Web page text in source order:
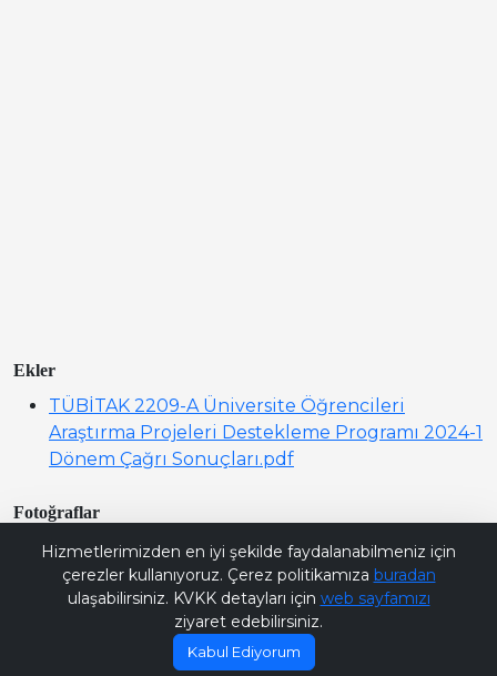
Ekler
TÜBİTAK 2209-A Üniversite Öğrencileri
Araştırma Projeleri Destekleme Programı 2024-1
Dönem Çağrı Sonuçları.pdf
Fotoğraflar
Hizmetlerimizden en iyi şekilde faydalanabilmeniz için
çerezler kullanıyoruz. Çerez politikamıza buradan
ulaşabilirsiniz. KVKK detayları için web sayfamızı
ziyaret edebilirsiniz.
Kabul Ediyorum
Bana Soru Sor | Ask Me